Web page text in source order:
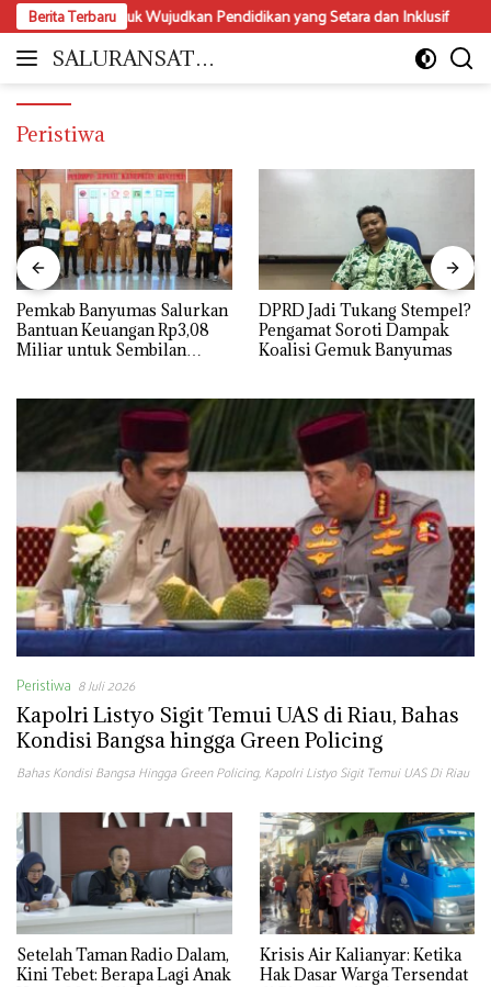
Langsung
ke
konten
Berita Terbaru
untuk Wujudkan Pendidikan yang Setara dan Inklusif
SALURANSATU.
Moderat
Peristiwa
Pemkab Banyumas Salurkan
Bantuan Keuangan Rp3,08
Miliar untuk Sembilan
DPRD Jadi Tukang Stempel?
Pengamat Soroti Dampak
Koalisi Gemuk Banyumas
Peristiwa 8 Juli 2026
Kapolri Listyo Sigit Temui UAS di Riau, Bahas
Kondisi Bangsa hingga Green Policing
Bahas Kondisi Bangsa Hingga Green Policing,Kapolri Listyo Sigit Temui UAS Di Riau
Setelah Taman Radio Dalam,
Kini Tebet: Berapa Lagi Anak
Krisis Air Kalianyar: Ketika
Hak Dasar Warga Tersendat